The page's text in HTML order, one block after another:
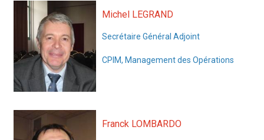
Michel LEGRAND
Secrétaire Général Adjoint
CPIM, Management des Opérations
Franck LOMBARDO